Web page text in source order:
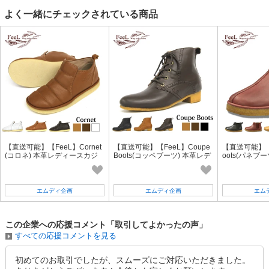
よく一緒にチェックされている商品
【直送可能】【FeeL】Cornet
(コロネ) 本革レディースカジ
エムディ企画
【直送可能】【FeeL】Coupe
Boots(コッペブーツ) 本革レデ
エムディ企画
【直送可能
oots(パネブ
エム
この企業への応援コメント「取引してよかったの声」
すべての応援コメントを見る
初めてのお取引でしたが、スムーズにご対応いただきました。